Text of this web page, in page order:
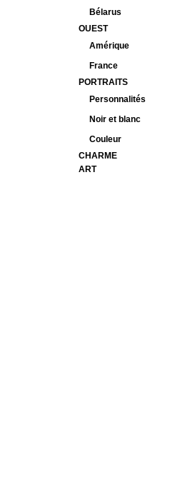
Bélarus
OUEST
Amérique
France
PORTRAITS
Personnalités
Noir et blanc
Couleur
CHARME
ART